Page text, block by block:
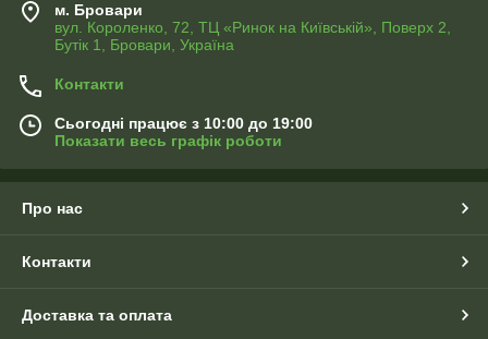
м. Бровари
вул. Короленко, 72, ТЦ «Ринок на Київській», Поверх 2,
Бутік 1, Бровари, Україна
Контакти
Сьогодні працює з 10:00 до 19:00
Показати весь графік роботи
Про нас
Контакти
Доставка та оплата